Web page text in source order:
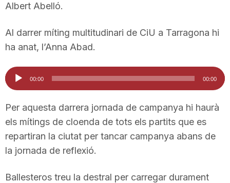
a
Albert Abelló.
Al darrer míting multitudinari de CiU a Tarragona hi
ha anat, l’Anna Abad.
Reproductor
d'àudio
00:00 00:00
Per aquesta darrera jornada de campanya hi haurà
els mítings de cloenda de tots els partits que es
repartiran la ciutat per tancar campanya abans de
la jornada de reflexió.
Ballesteros treu la destral per carregar durament